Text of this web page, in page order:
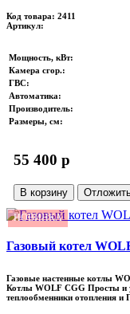
Код товара: 2411
Артикул:
Мощность, кВт:
Камера сгор.:
ГВС:
Автоматика:
Производитель:
Размеры, см:
55 400 p
В корзину
НОВИНКА
Газовый котел
Газовые настенные котлы
Котлы WOLF CGG Просты и
теплообменники отопления и